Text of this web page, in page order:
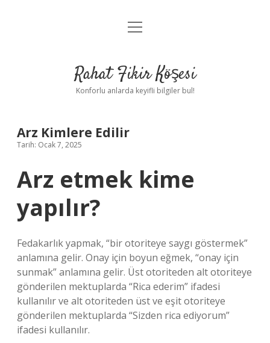
Anasayfa
Yasal Uyarı
menüyü
Rahat Fikir Köşesi
Konforlu anlarda keyifli bilgiler bul!
Arz Kimlere Edilir
Tarih: Ocak 7, 2025
Arz etmek kime
yapılır?
Fedakarlık yapmak, “bir otoriteye saygı göstermek”
anlamına gelir. Onay için boyun eğmek, “onay için
sunmak” anlamına gelir. Üst otoriteden alt otoriteye
gönderilen mektuplarda “Rica ederim” ifadesi
kullanılır ve alt otoriteden üst ve eşit otoriteye
gönderilen mektuplarda “Sizden rica ediyorum”
ifadesi kullanılır.